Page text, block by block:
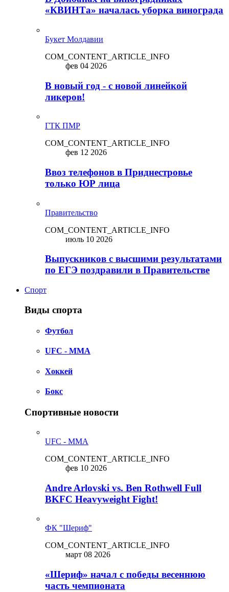
«КВИНТа» началась уборка винограда
Букет Молдавии
COM_CONTENT_ARTICLE_INFO
фев 04 2026
В новый год - с новой линейкой
ликepoв!
ГТК ПМР
COM_CONTENT_ARTICLE_INFO
фев 12 2026
Ввоз телефонов в Приднестровье
только ЮР лица
Правительство
COM_CONTENT_ARTICLE_INFO
июль 10 2026
Выпускников с высшими результатами
по ЕГЭ поздравили в Правительстве
Спорт
Виды спорта
Футбол
UFC - MMA
Хоккей
Бокс
Спортивные новости
UFC - MMA
COM_CONTENT_ARTICLE_INFO
фев 10 2026
Andre Arlovski vs. Ben Rothwell Full
BKFC Heavyweight Fight!
ФК "Шериф"
COM_CONTENT_ARTICLE_INFO
март 08 2026
«Шериф» начал с победы весеннюю
часть чемпионата